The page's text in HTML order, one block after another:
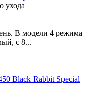
ухода
В модели 4 режима
с 8...